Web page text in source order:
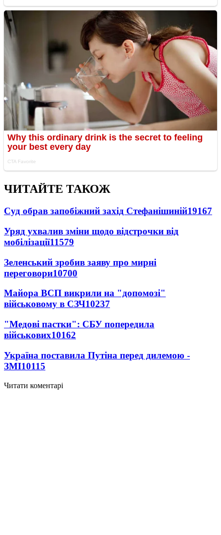
ЧИТАЙТЕ ТАКОЖ
Суд обрав запобіжний захід Стефанішиній19167
Уряд ухвалив зміни щодо відстрочки від
мобілізації11579
Зеленський зробив заяву про мирні
переговори10700
Майора ВСП викрили на "допомозі"
військовому в СЗЧ10237
"Медові пастки": СБУ попередила
військових10162
Україна поставила Путіна перед дилемою -
ЗМІ10115
Читати коментарі